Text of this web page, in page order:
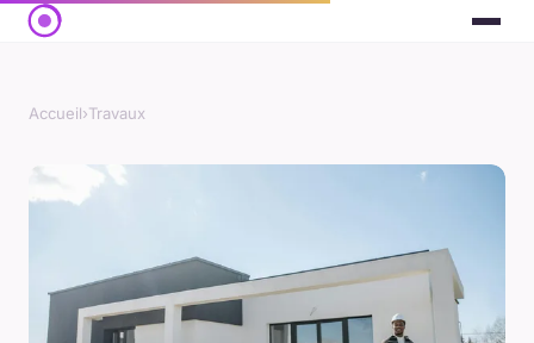
Accueil›Travaux